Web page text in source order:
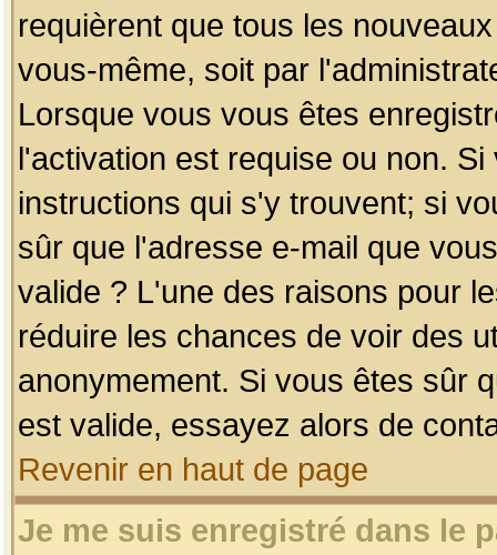
requièrent que tous les
vous-même, soit par
Lorsque vous vous êtes
l'activation est requise ou non.
instructions qui s'y trouvent; si
sûr que l'adresse e-mail que
valide ? L'une des raisons pour
réduire les chances de voir des
anonymement. Si vous êtes sûr
est valide, essayez alors de
Revenir en haut de page
Je me suis enregistré dans le